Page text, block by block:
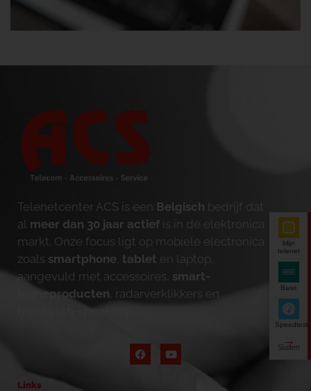
Telenetcenter ACS is een Belgisch bedrijf dat
al meer dan 30 jaar actief is in de elektronica
markt. Onze focus ligt op mobiele electronica
zoals smartphone tablet en laptop,
aangevuld met accessoires, smart-
homeproducten , radarverklikkers en
bluetooth-speakers
Links
Mijn
telenet
Base
Speedtest